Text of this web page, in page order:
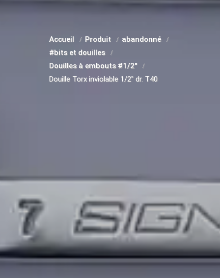
Accueil Produit
abandonné
#bits et douilles
Douilles à embouts #1/2"
Douille Torx inviolable 1/2" dr. T40